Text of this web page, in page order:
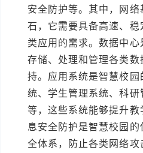
安全防护等。其中，网
石，它需要具备高速、
类应用的需求。数据中
存储、处理和管理各类
持。应用系统是智慧校
统、学生管理系统、科
等，这些系统能够提升
息安全防护是智慧校园
全体系，防止各类网络攻